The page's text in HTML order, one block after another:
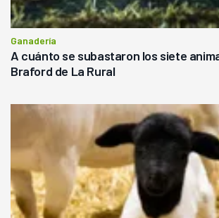
Ganadería
A cuánto se subastaron los siete
Braford de La Rural